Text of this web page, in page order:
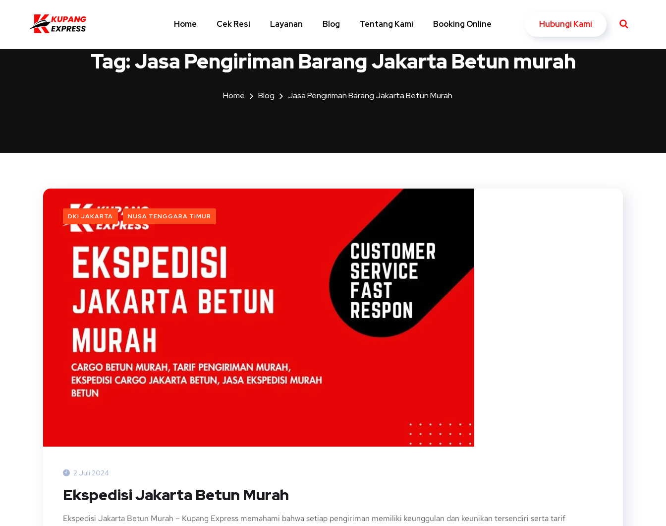
Home Cek Resi Layanan Blog Tentang Kami Booking Online Hubungi Kami
Tag:Jasa Pengiriman Barang Jakarta Betun murah
Home Blog Jasa Pengiriman Barang Jakarta Betun Murah
DKI JAKARTA NUSA TENGGARA TIMUR
2 Juli 2024
Ekspedisi Jakarta Betun Murah
Ekspedisi Jakarta Betun Murah – Kupang Express memahami bahwa setiap pengiriman memiliki keunggulan dan keunikan tersendiri serta tarif